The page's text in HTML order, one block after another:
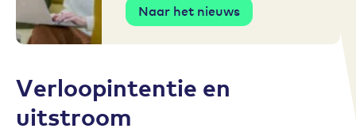
Naar het nieuws
Verloopintentie en
uitstroom